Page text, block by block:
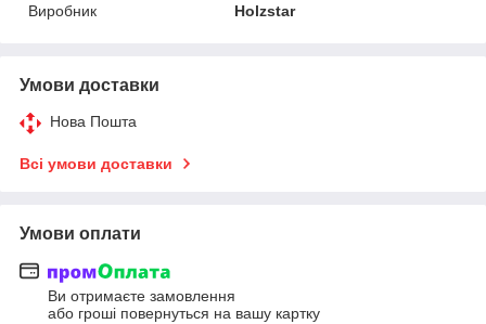
Виробник
Holzstar
Умови доставки
Нова Пошта
Всі умови доставки
Умови оплати
Ви отримаєте замовлення
або гроші повернуться на вашу картку